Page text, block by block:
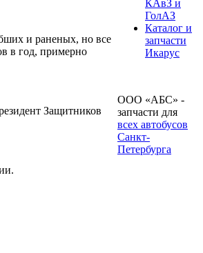
и раненых, но все
в год, примерно
Защитников
КАвЗ и
ГолАЗ
Каталог и
запчасти
Икарус
ООО «АБС» -
запчасти для
всех автобусов
Санкт-
Петербурга